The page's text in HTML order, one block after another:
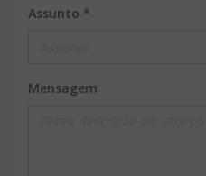
Assunto *
Mensagem